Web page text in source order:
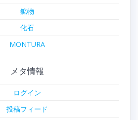
鉱物
化石
MONTURA
メタ情報
ログイン
投稿フィード